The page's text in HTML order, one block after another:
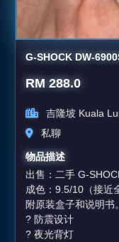
G-SHOCK DW-
RM 288.0
吉隆坡 Kuala
私聊
物品描述
出售：二手 G-
成色：9.5/10（接近
附原装盒子和说明书。
? 防震设计
? 夜光背灯